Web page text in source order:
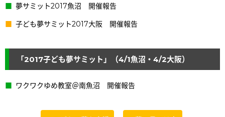
夢サミット2017魚沼 開催報告
子ども夢サミット2017大阪 開催報告
「2017子ども夢サミット」（4/1魚沼・4/2大阪）
ワクワクゆめ教室＠南魚沼 開催報告